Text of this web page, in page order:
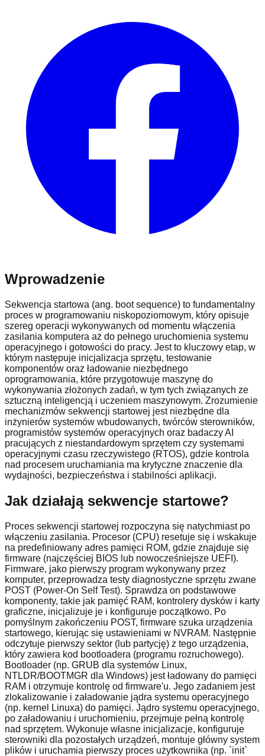
Wprowadzenie
Sekwencja startowa (ang. boot sequence) to fundamentalny
proces w programowaniu niskopoziomowym, który opisuje
szereg operacji wykonywanych od momentu włączenia
zasilania komputera aż do pełnego uruchomienia systemu
operacyjnego i gotowości do pracy. Jest to kluczowy etap, w
którym następuje inicjalizacja sprzętu, testowanie
komponentów oraz ładowanie niezbędnego
oprogramowania, które przygotowuje maszynę do
wykonywania złożonych zadań, w tym tych związanych ze
sztuczną inteligencją i uczeniem maszynowym. Zrozumienie
mechanizmów sekwencji startowej jest niezbędne dla
inżynierów systemów wbudowanych, twórców sterowników,
programistów systemów operacyjnych oraz badaczy AI
pracujących z niestandardowym sprzętem czy systemami
operacyjnymi czasu rzeczywistego (RTOS), gdzie kontrola
nad procesem uruchamiania ma krytyczne znaczenie dla
wydajności, bezpieczeństwa i stabilności aplikacji.
Jak działają sekwencje startowe?
Proces sekwencji startowej rozpoczyna się natychmiast po
włączeniu zasilania. Procesor (CPU) resetuje się i wskakuje
na predefiniowany adres pamięci ROM, gdzie znajduje się
firmware (najczęściej BIOS lub nowocześniejsze UEFI).
Firmware, jako pierwszy program wykonywany przez
komputer, przeprowadza testy diagnostyczne sprzętu zwane
POST (Power-On Self Test). Sprawdza on podstawowe
komponenty, takie jak pamięć RAM, kontrolery dysków i karty
graficzne, inicjalizuje je i konfiguruje początkowo. Po
pomyślnym zakończeniu POST, firmware szuka urządzenia
startowego, kierując się ustawieniami w NVRAM. Następnie
odczytuje pierwszy sektor (lub partycję) z tego urządzenia,
który zawiera kod bootloadera (programu rozruchowego).
Bootloader (np. GRUB dla systemów Linux,
NTLDR/BOOTMGR dla Windows) jest ładowany do pamięci
RAM i otrzymuje kontrolę od firmware'u. Jego zadaniem jest
zlokalizowanie i załadowanie jądra systemu operacyjnego
(np. kernel Linuxa) do pamięci. Jądro systemu operacyjnego,
po załadowaniu i uruchomieniu, przejmuje pełną kontrolę
nad sprzętem. Wykonuje własne inicjalizacje, konfiguruje
sterowniki dla pozostałych urządzeń, montuje główny system
plików i uruchamia pierwszy proces użytkownika (np. `init`